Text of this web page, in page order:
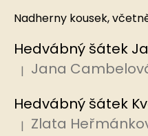
Nadherny kousek,
Hodnocení produktu je 5
| Jana
Hodnocení produktu je 5
| Zlata